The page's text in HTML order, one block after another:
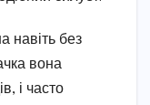
навіть без
вона
і часто